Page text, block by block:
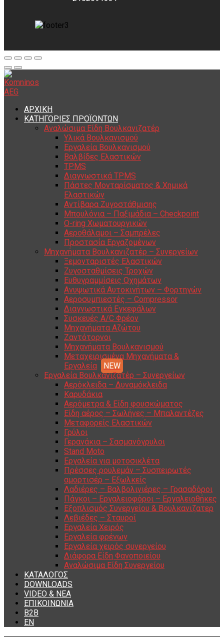
ΑΡΧΙΚΗ
ΚΑΤΗΓΟΡΙΕΣ ΠΡΟΪΟΝΤΩΝ
Αναλώσιμα Είδη Βουλκανιζατέρ
Υλικά Βουλκανισμού
Εργαλεία Βουλκανισμού
Βαλβίδες Ελαστικών
TPMS
Διαγνωστικά TPMS
Πάστες Μονταρίσματος & Χημικά
Ελαστικών
Αντίβαρα Ζυγοστάθμισης
Μπουλόνια – Παξιμάδια – Checkpoint
O-ring Χωματουργικών
Αεροθάλαμοι – Σαμπρέλες
Προστασία Εργαζομένων
Μηχανήματα Βουλκανιζατέρ – Συνεργείων
Ξεμονταριστές Ελαστικών
Ζυγοσταθμίσεις Τροχών
Ευθυγραμμίσεις Οχημάτων
Ανυψωτικά Αυτοκινήτων – Φορτηγών
Αεροσυμπιεστές – Compressor
Διαγνωστικά Εγκεφάλων
Συσκευές A/C Φρέον
Μηχανήματα Αζώτου
Ζαντότορνοι
Μηχανήματα Βουλκανισμού
Μεταχειρισμένα Μηχανήματα &
Εργαλεία
Εργαλεία Βουλκανιζατέρ – Συνεργείων
Αερόκλειδα – Δυναμόκλειδα
Καρυδάκια
Αερόμετρα & Είδη φουσκώματος
Είδη αέρος – Σωλήνες – Μπαλαντέζες
Μεταφορείς Ελαστικών
Γρύλοι
Γερανάκια – Σασμανόγρυλοι
Stand Moto
Εργαλεία για μοτοσικλέτα
Πρέσσες ρουλεμάν – Συσπειρωτές
αμορτισέρ – Εξωλκείς
Λαδιέρες – Βαλβολινιέρες – Γρασαδόροι
Πάγκοι – Εργαλειοφόροι – Εργαλειοθήκες
Εξοπλισμός Συνεργείου & Βουλκανιζατερ
Λεβιέδες – Σταυροί
Εργαλεία Χειρός
Εργαλεία φρένων
Εργαλεία χειρός συνεργείου
Διάφορα Είδη Φανοποιείου
Αναλώσιμα Είδη Συνεργείου
ΚΑΤΑΛΟΓΟΣ
DOWNLOADS
VIDEO & ΝΕΑ
ΕΠΙΚΟΙΝΩΝΙΑ
B2B
ΕΝ